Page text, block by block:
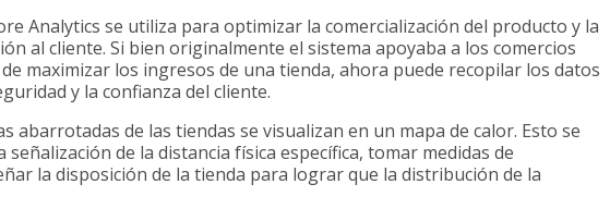
Analytics se utiliza para optimizar la comercialización del producto y la
al cliente. Si bien originalmente el sistema apoyaba a los comercios
maximizar los ingresos de una tienda, ahora puede recopilar los datos
y la confianza del cliente.
abarrotadas de las tiendas se visualizan en un mapa de calor. Esto se
de la distancia física específica, tomar medidas de
la disposición de la tienda para lograr que la distribución de la